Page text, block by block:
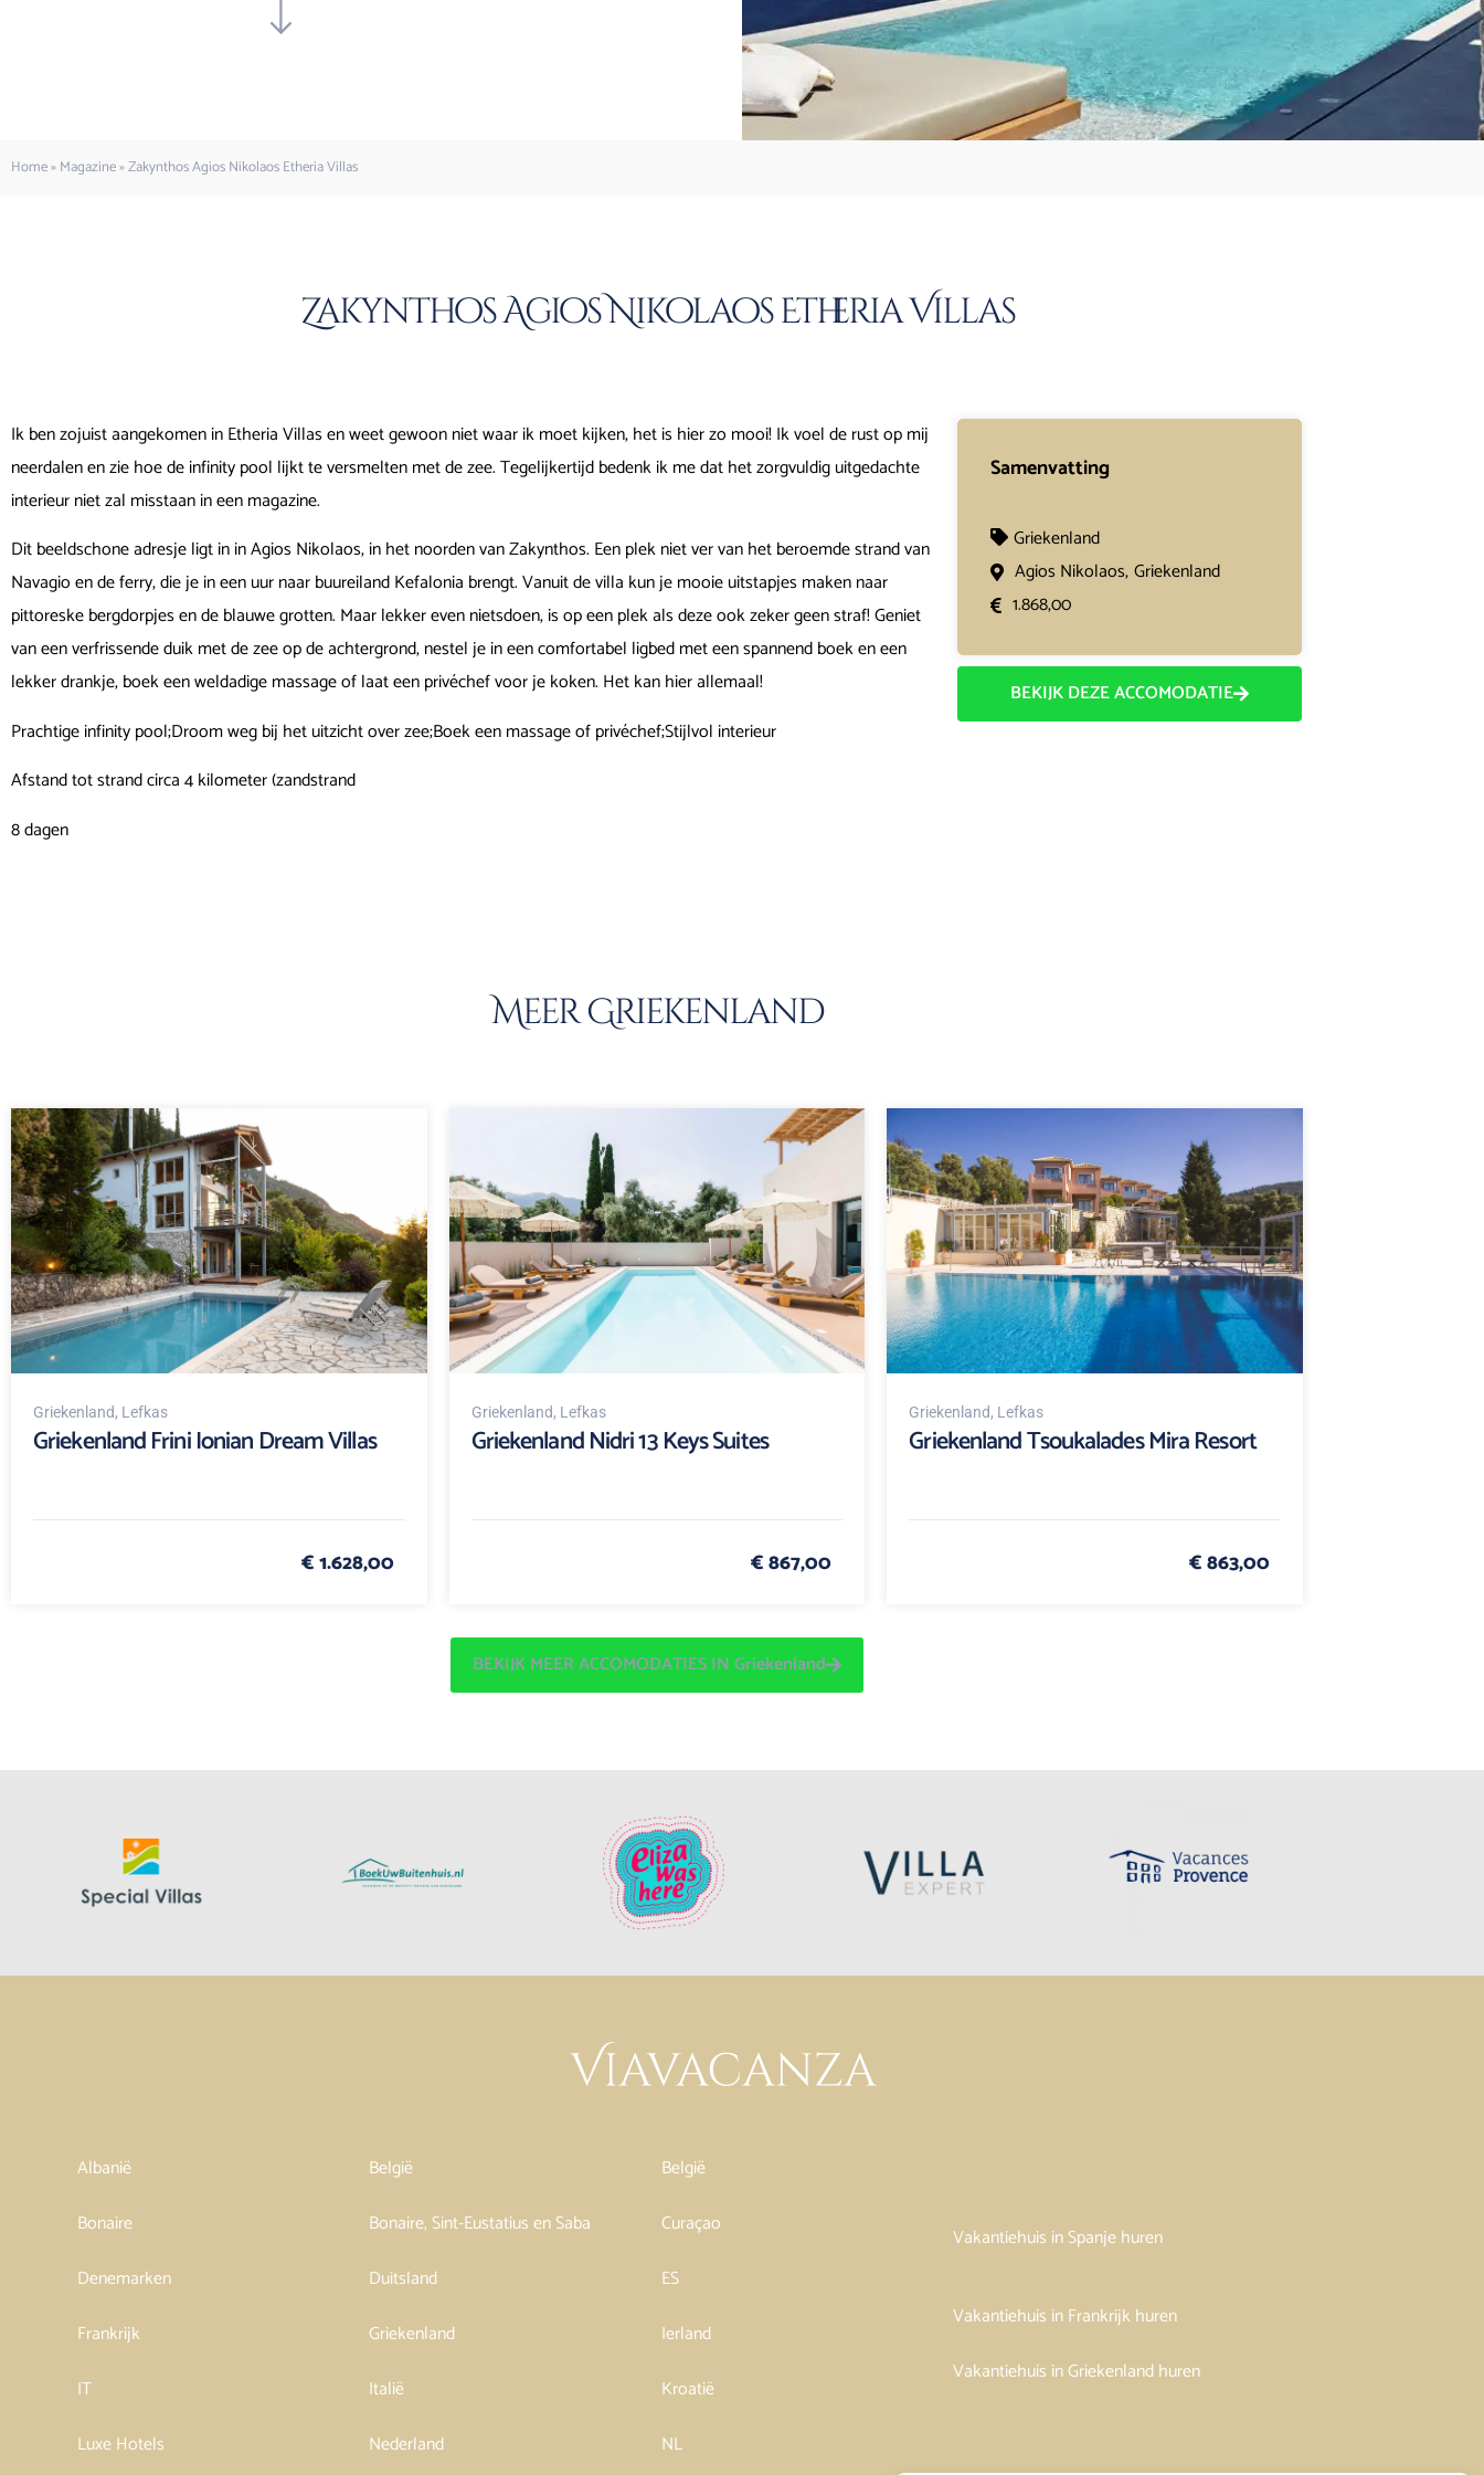
Home»Magazine»Zakynthos Agios Nikolaos Etheria Villas
Zakynthos Agios Nikolaos Etheria Villas
Ik ben zojuist aangekomen in Etheria Villas en weet gewoon niet waar ik moet kijken, het is hier zo mooi! Ik voel de rust op mij
neerdalen en zie hoe de infinity pool lijkt te versmelten met de zee. Tegelijkertijd bedenk ik me dat het zorgvuldig uitgedachte
interieur niet zal misstaan in een magazine.
Dit beeldschone adresje ligt in in Agios Nikolaos, in het noorden van Zakynthos. Een plek niet ver van het beroemde strand van
Navagio en de ferry, die je in een uur naar buureiland Kefalonia brengt. Vanuit de villa kun je mooie uitstapjes maken naar
pittoreske bergdorpjes en de blauwe grotten. Maar lekker even nietsdoen, is op een plek als deze ook zeker geen straf! Geniet
van een verfrissende duik met de zee op de achtergrond, nestel je in een comfortabel ligbed met een spannend boek en een
lekker drankje, boek een weldadige massage of laat een privéchef voor je koken. Het kan hier allemaal!
Prachtige infinity pool;Droom weg bij het uitzicht over zee;Boek een massage of privéchef;Stijlvol interieur
Afstand tot strand circa 4 kilometer (zandstrand
8 dagen
Samenvatting
Griekenland
Agios Nikolaos,Griekenland
1.868,00
BEKIJK DEZE ACCOMODATIE
Meer Griekenland
Griekenland, Lefkas
Griekenland Frini Ionian Dream Villas
€ 1.628,00
Griekenland, Lefkas
Griekenland Nidri 13 Keys Suites
€ 867,00
Griekenland, Lefkas
Griekenland Tsoukalades Mira Resort
€ 863,00
BEKIJK MEER ACCOMODATIES IN Griekenland
Albanië België
België
Bonaire
Bonaire, Sint-Eustatius en Saba
Curaçao
Denemarken
Duitsland
ES
Frankrijk
Griekenland
Ierland
IT
Italië
Kroatië
Luxe Hotels
Nederland NL
Vakantiehuis in Spanje huren
Vakantiehuis in Frankrijk huren
Vakantiehuis in Griekenland huren